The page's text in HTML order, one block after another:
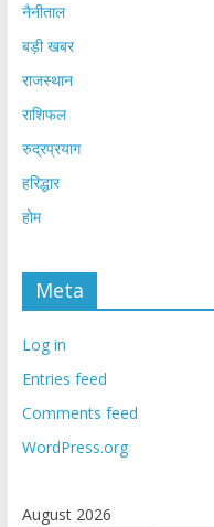
नैनीताल
बड़ी खबर
राजस्थान
राशिफल
रुद्रप्रयाग
हरिद्धार
होम
Meta
Log in
Entries feed
Comments feed
WordPress.org
August 2026